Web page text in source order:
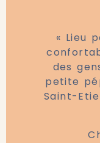
« Lieu
des
petite
Saint-